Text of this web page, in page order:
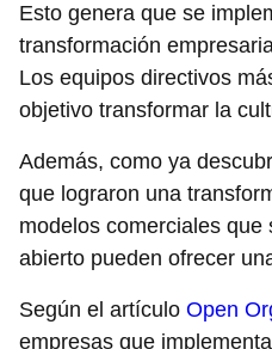
Esto genera que se
transformación
Los equipos directivos
objetivo transformar la
Además, como ya
que lograron una
modelos comerciales
abierto pueden ofrecer
Según el artículo Open
empresas que